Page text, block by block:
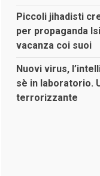
Piccoli jihadisti
per propaganda
vacanza coi suoi
Nuovi virus,
sè in laboratorio.
terrorizzante